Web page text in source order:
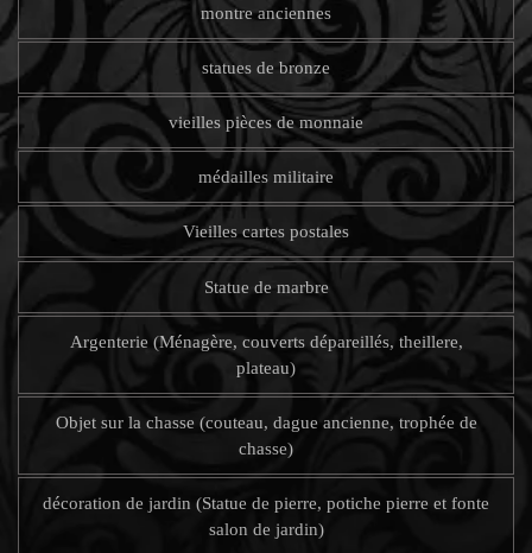
montre anciennes
statues de bronze
vieilles pièces de monnaie
médailles militaire
Vieilles cartes postales
Statue de marbre
Argenterie (Ménagère, couverts dépareillés, theillere,
plateau)
Objet sur la chasse (couteau, dague ancienne, trophée de
chasse)
décoration de jardin (Statue de pierre, potiche pierre et fonte
salon de jardin)